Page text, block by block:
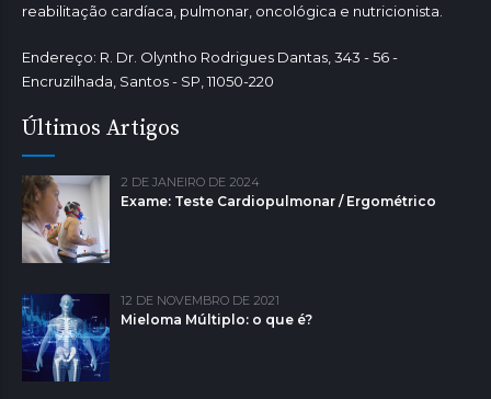
reabilitação cardíaca, pulmonar, oncológica e nutricionista.
Endereço: R. Dr. Olyntho Rodrigues Dantas, 343 - 56 -
Encruzilhada, Santos - SP, 11050-220
Últimos Artigos
2 DE JANEIRO DE 2024
Exame: Teste Cardiopulmonar / Ergométrico
12 DE NOVEMBRO DE 2021
Mieloma Múltiplo: o que é?